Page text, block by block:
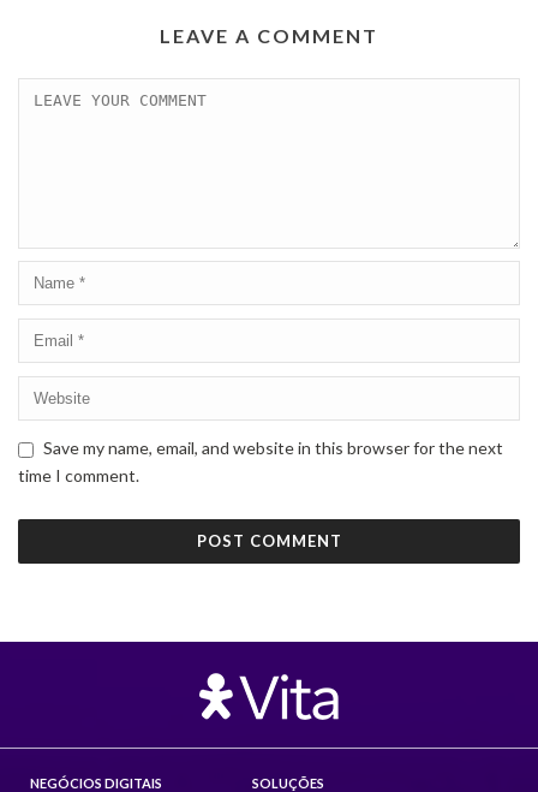
LEAVE A COMMENT
Save my name, email, and website in this browser for the next
time I comment.
NEGÓCIOS DIGITAIS
SOLUÇÕES